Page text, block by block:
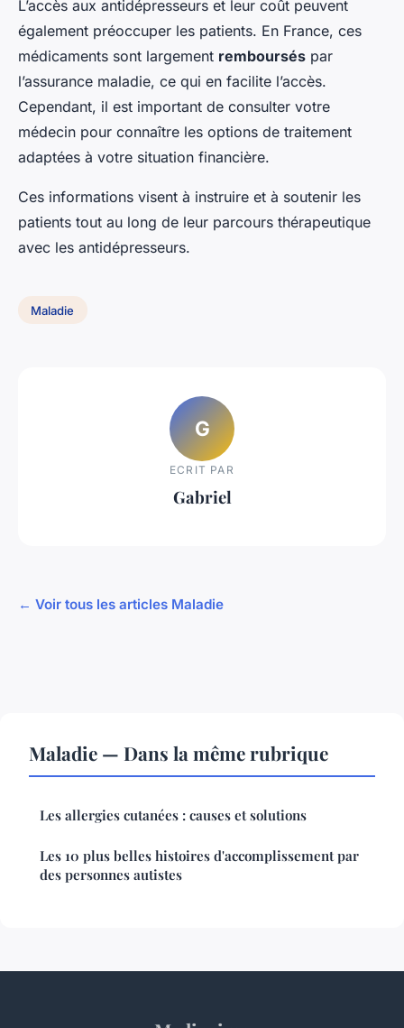
L’accès aux antidépresseurs et leur coût peuvent
également préoccuper les patients. En France, ces
médicaments sont largement remboursés par
l’assurance maladie, ce qui en facilite l’accès.
Cependant, il est important de consulter votre
médecin pour connaître les options de traitement
adaptées à votre situation financière.
Ces informations visent à instruire et à soutenir les
patients tout au long de leur parcours thérapeutique
avec les antidépresseurs.
Maladie
G
ECRIT PAR
Gabriel
← Voir tous les articles Maladie
Maladie — Dans la même rubrique
Les allergies cutanées : causes et solutions
Les 10 plus belles histoires d'accomplissement par
des personnes autistes